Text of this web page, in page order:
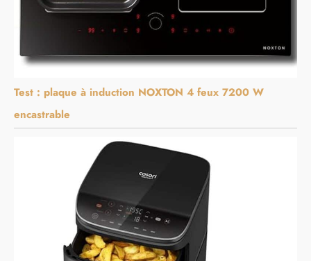
Test : plaque à induction NOXTON 4 feux 7200 W
encastrable